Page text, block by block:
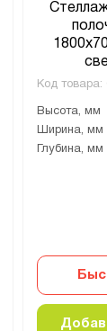
Код товара:
Высота, мм
Ширина, мм
Глубина, мм